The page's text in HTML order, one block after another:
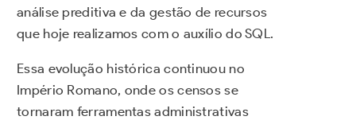
análise preditiva e da gestão de recursos
que hoje realizamos com o auxílio do SQL.
Essa evolução histórica continuou no
Império Romano, onde os censos se
tornaram ferramentas administrativas